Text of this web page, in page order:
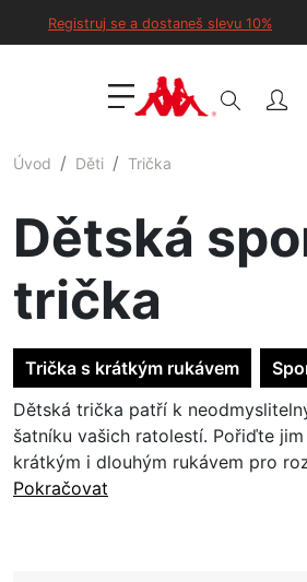
Registruj se a dostaneš slevu 10%
Úvod Děti Trička
Dětská
trička
Trička s krátkým rukávem
Dětská trička patří k
šatníku vašich ratolestí. Pořiďte
krátkým i dlouhým rukávem pro
Pokračovat